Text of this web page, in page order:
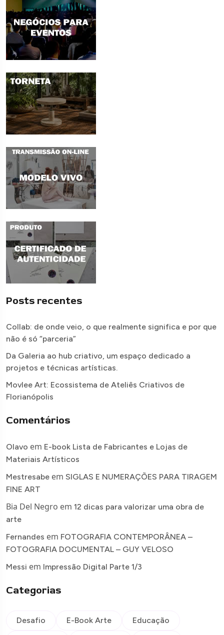
Posts recentes
Collab: de onde veio, o que realmente significa e por que
não é só “parceria”
Da Galeria ao hub criativo, um espaço dedicado a
projetos e técnicas artísticas.
Movlee Art: Ecossistema de Ateliês Criativos de
Florianópolis
Comentários
Olavo em E-book Lista de Fabricantes e Lojas de
Materiais Artísticos
Mestresabe em SIGLAS E NUMERAÇÕES PARA TIRAGEM
FINE ART
Bia Del Negro em 12 dicas para valorizar uma obra de
arte
Fernandes em FOTOGRAFIA CONTEMPORÂNEA –
FOTOGRAFIA DOCUMENTAL – GUY VELOSO
Messi em Impressão Digital Parte 1/3
Categorias
Desafio E-Book Arte Educação